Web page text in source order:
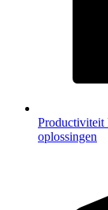
Productiviteit
oplossingen